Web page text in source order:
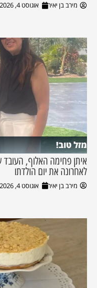
מירב בן יאיר אוגוסט 4, 2026
מזל טוב!
איתן פחימה האלוף,
לאחרונה את יום הולדתו
מירב בן יאיר אוגוסט 4, 2026